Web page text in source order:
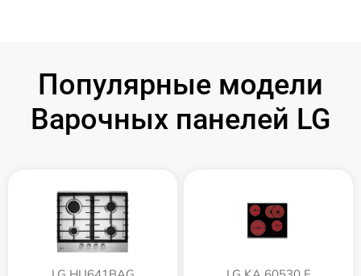
Популярные модели
Варочных панелей LG